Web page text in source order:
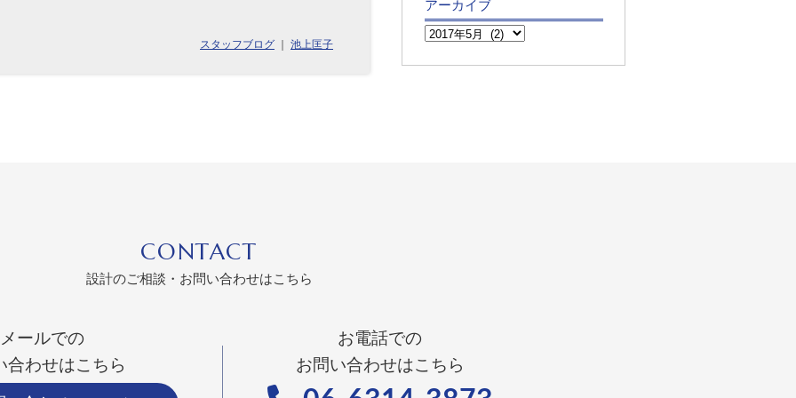
スタッフブログ 池上匡子
アーカイブ
CONTACT
設計のご相談・お問い合わせはこちら
メールでの
合わせはこちら
お電話での
お問い合わせはこちら